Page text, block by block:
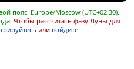
пояс: Europe/Moscow (UTC+02:30).
Чтобы рассчитать фазу Луны для
или войдите.